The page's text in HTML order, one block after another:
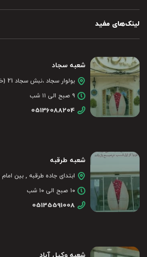
لینک‌های مفید
شعبه سجاد
بولوار سجاد ،نبش سجاد 21 (خیابان امین )
۹ صبح الی ۱۱ شب
05136088204
شعبه طرقبه
ابتدای جاده طرقبه , بین امام رضا
۱۰ صبح الی ۱۰ شب
05135591008